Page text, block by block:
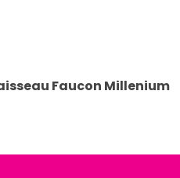
Faucon Millenium